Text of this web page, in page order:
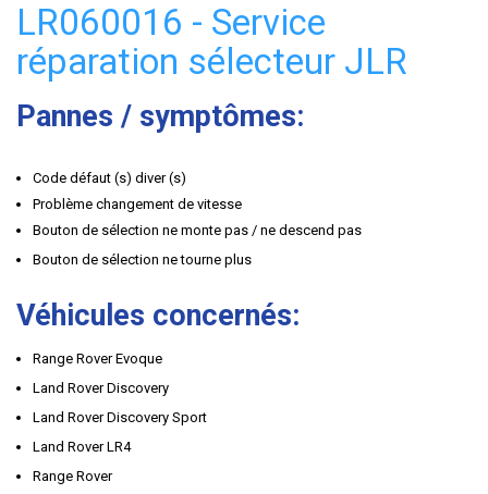
LR060016 - Service
réparation sélecteur JLR
Pannes / symptômes:
Code défaut (s) diver (s)
Problème changement de vitesse
Bouton de sélection ne monte pas / ne descend pas
Bouton de sélection ne tourne plus
Véhicules concernés:
Range Rover Evoque
Land Rover Discovery
Land Rover Discovery Sport
Land Rover LR4
Range Rover